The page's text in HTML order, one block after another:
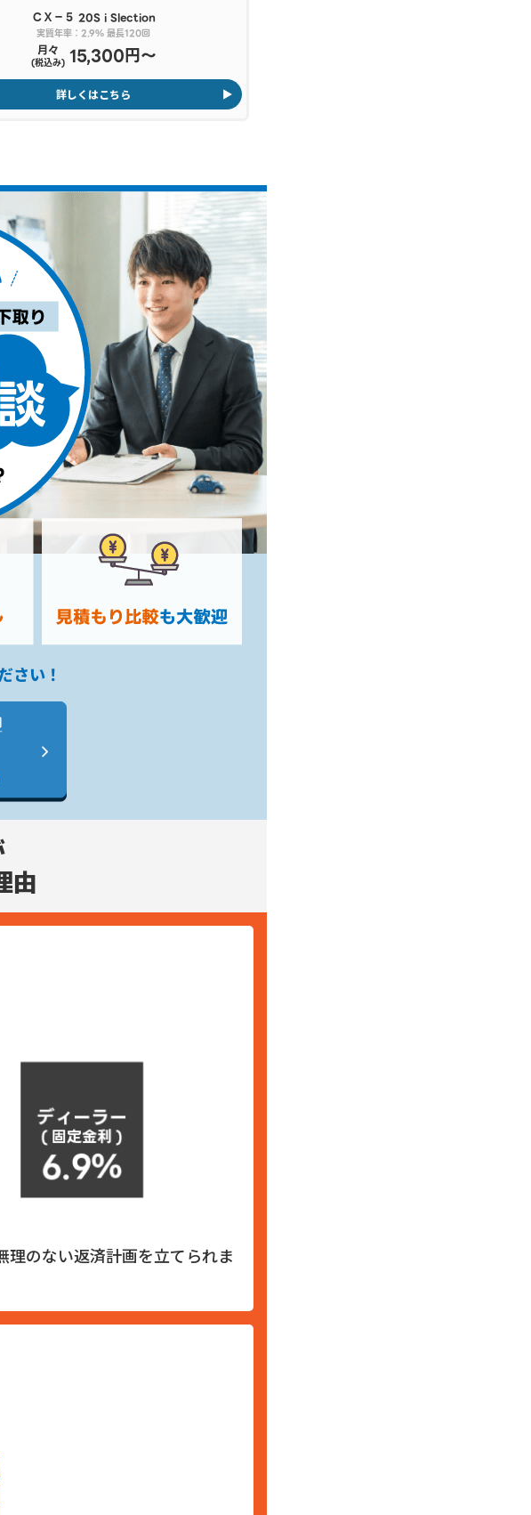
ＣＸ－５ 20S i Slection
実質年率：2.9% 最長120回
月々
(税込み) 15,300円〜
詳しくはこちら
さい！
由
のない返済計画を立てられま